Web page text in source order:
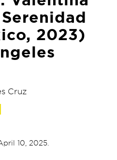
2023)
Cruz
10, 2025.